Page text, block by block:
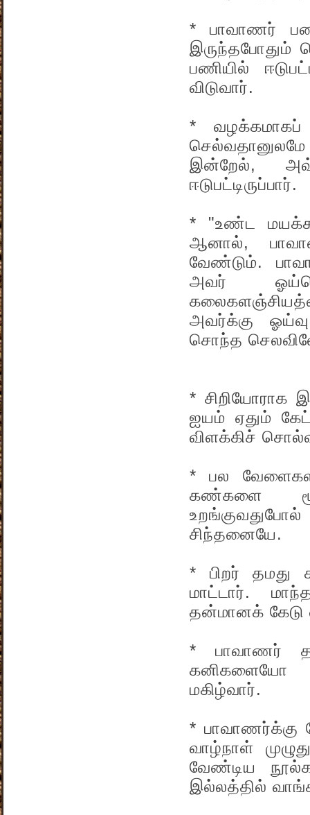
* பாவாணர்
இருந்தபோதும்
பணியில்
விடுவார்.
* வழக்கமாகப்
செல்வதானுலமே
இன்றேல்,
ஈடுபட்டிருப்பார்.
* "உண்ட
ஆனால்,
வேண்டும்.
அவர்
அவர்க்கு
சொந்த
* சிறியோராக
ஐயம் ஏதும்
விளக்கிச்
* பல
கண்களை
சிந்தனையே.
* பிறர் தமது
மாட்டார்.
தன்மானக்
* பாவாணர்
கனிகளையோ
மகிழ்வார்.
* பாவாணர்க்கு
வாழ்நாள்
வேண்டிய
இல்லத்தில்